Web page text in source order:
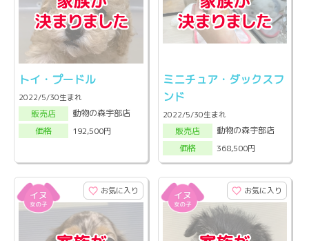
トイ・プードル
2022/5/30生まれ
販売店
動物の森宇部店
価格
192,500円
ミニチュア・ダックスフ
ンド
2022/5/30生まれ
販売店
動物の森宇部店
価格
368,500円
お気に入り お気に入り